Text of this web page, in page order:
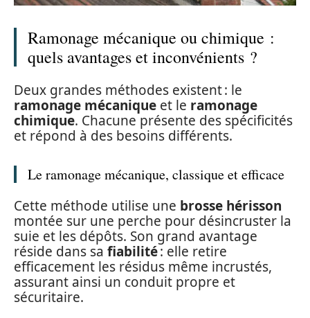
Ramonage mécanique ou chimique :
quels avantages et inconvénients ?
Deux grandes méthodes existent : le
ramonage mécanique et le ramonage
chimique. Chacune présente des spécificités
et répond à des besoins différents.
Le ramonage mécanique, classique et efficace
Cette méthode utilise une brosse hérisson
montée sur une perche pour désincruster la
suie et les dépôts. Son grand avantage
réside dans sa fiabilité: elle retire
efficacement les résidus même incrustés,
assurant ainsi un conduit propre et
sécuritaire.